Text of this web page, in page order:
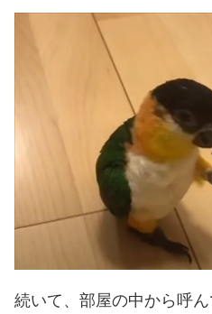
続いて、部屋の中から呼